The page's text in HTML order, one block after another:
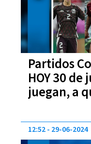
Partidos
HOY 30
juegan, a
12:52 29-06-2024